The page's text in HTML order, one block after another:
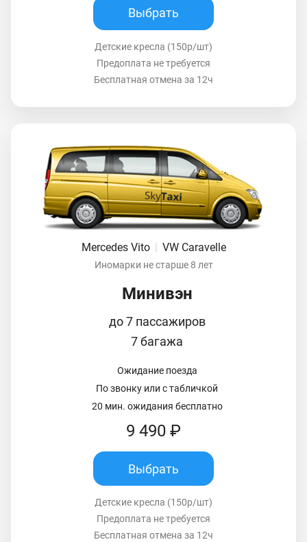
Выбрать
Детские кресла (150р/шт)
Предоплата не требуется
Бесплатная отмена за 12ч
Mercedes Vito VW Caravelle
Иномарки не старше 8 лет
Минивэн
до 7 пассажиров
7 багажа
Ожидание поезда
По звонку или с табличкой
20 мин. ожидания бесплатно
9 490 ₽
Выбрать
Детские кресла (150р/шт)
Предоплата не требуется
Бесплатная отмена за 12ч